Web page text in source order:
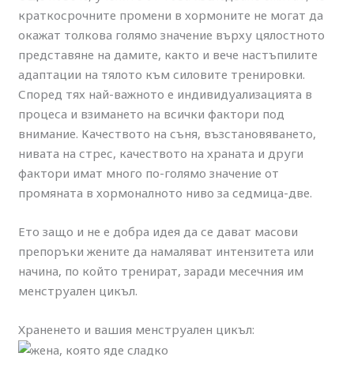
краткосрочните промени в хормоните не могат да
окажат толкова голямо значение върху цялостното
представяне на дамите, както и вече настъпилите
адаптации на тялото към силовите тренировки.
Според тях най-важното е индивидуализацията в
процеса и взимането на всички фактори под
внимание. Качеството на съня, възстановяването,
нивата на стрес, качеството на храната и други
фактори имат много по-голямо значение от
промяната в хормоналното ниво за седмица-две.
Ето защо и не е добра идея да се дават масови
препоръки жените да намаляват интензитета или
начина, по който тренират, заради месечния им
менструален цикъл.
Храненето и вашия менструален цикъл: